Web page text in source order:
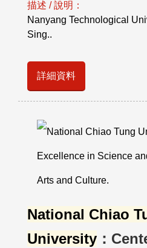
描述 / 說明：
Nanyang Technological
Sing..
詳細資料
National Chiao
University ：